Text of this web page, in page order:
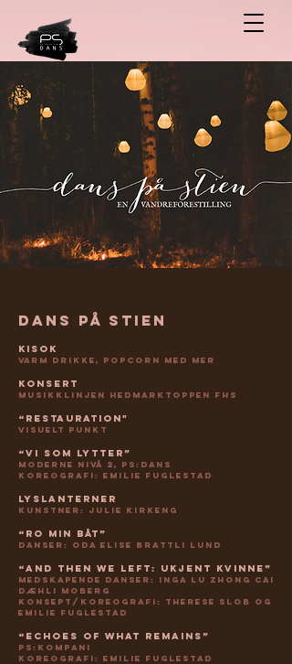
dans på stien
Kisok
varm drikke, popcorn med mer
konsert
Musikklinjen Hedmarktoppen FHS
“Restauration"
Visuelt punkt
“Vi som lytter”
moderne nivå 2, PS:Dans
koreografi: Emilie Fuglestad
Lyslanterner
kunstner: Julie Kirkeng
“Ro min båt”
danser: Oda Elise Brattli Lund
“And then we left: Ukjent kvinne”
medskapende danser: Inga Lu Zhong Cai
Dæhli Moberg
konsept/koreografi: Therese slob og
emilie fuglestad
“Echoes of What Remains”
PS:Kompani
koreografi: Emilie Fuglestad